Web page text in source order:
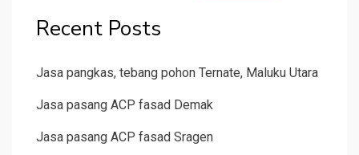
Recent Posts
Jasa pangkas, tebang pohon Ternate, Maluku Utara
Jasa pasang ACP fasad Demak
Jasa pasang ACP fasad Sragen